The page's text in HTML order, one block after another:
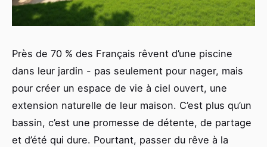
Près de 70 % des Français rêvent d’une piscine
dans leur jardin - pas seulement pour nager, mais
pour créer un espace de vie à ciel ouvert, une
extension naturelle de leur maison. C’est plus qu’un
bassin, c’est une promesse de détente, de partage
et d’été qui dure. Pourtant, passer du rêve à la